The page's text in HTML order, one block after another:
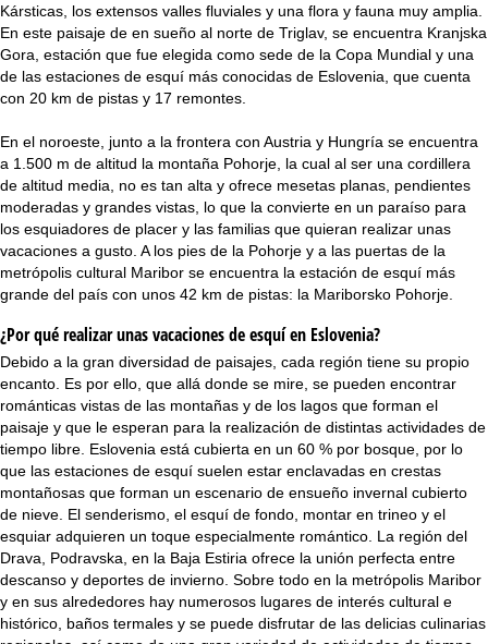
Kársticas, los extensos valles fluviales y una flora y fauna muy amplia.
En este paisaje de en sueño al norte de Triglav, se encuentra Kranjska
Gora, estación que fue elegida como sede de la Copa Mundial y una
de las estaciones de esquí más conocidas de Eslovenia, que cuenta
con 20 km de pistas y 17 remontes.
En el noroeste, junto a la frontera con Austria y Hungría se encuentra
a 1.500 m de altitud la montaña Pohorje, la cual al ser una cordillera
de altitud media, no es tan alta y ofrece mesetas planas, pendientes
moderadas y grandes vistas, lo que la convierte en un paraíso para
los esquiadores de placer y las familias que quieran realizar unas
vacaciones a gusto. A los pies de la Pohorje y a las puertas de la
metrópolis cultural Maribor se encuentra la estación de esquí más
grande del país con unos 42 km de pistas: la Mariborsko Pohorje.
¿Por qué realizar unas vacaciones de esquí en Eslovenia?
Debido a la gran diversidad de paisajes, cada región tiene su propio
encanto. Es por ello, que allá donde se mire, se pueden encontrar
románticas vistas de las montañas y de los lagos que forman el
paisaje y que le esperan para la realización de distintas actividades de
tiempo libre. Eslovenia está cubierta en un 60 % por bosque, por lo
que las estaciones de esquí suelen estar enclavadas en crestas
montañosas que forman un escenario de ensueño invernal cubierto
de nieve. El senderismo, el esquí de fondo, montar en trineo y el
esquiar adquieren un toque especialmente romántico. La región del
Drava, Podravska, en la Baja Estiria ofrece la unión perfecta entre
descanso y deportes de invierno. Sobre todo en la metrópolis Maribor
y en sus alrededores hay numerosos lugares de interés cultural e
histórico, baños termales y se puede disfrutar de las delicias culinarias